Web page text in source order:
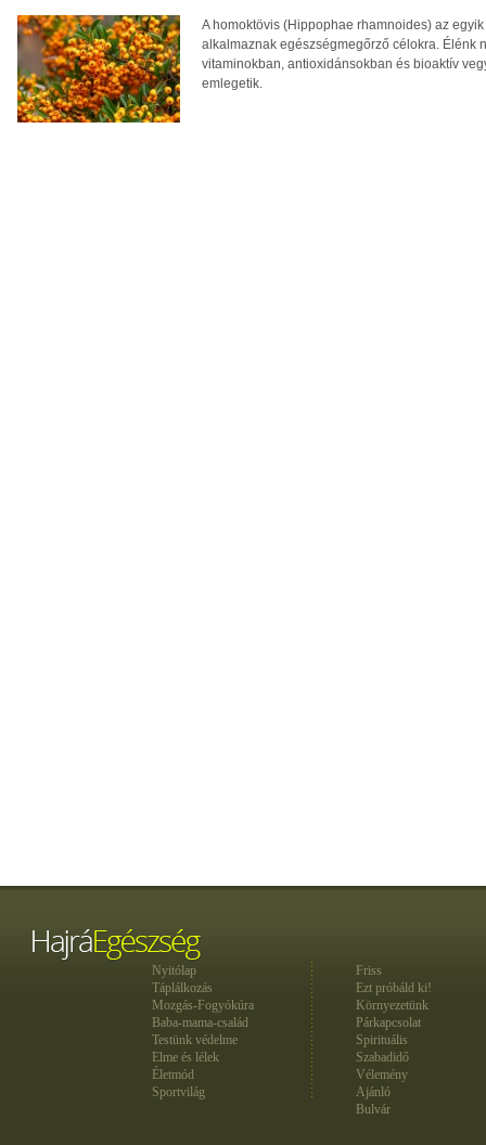
A homoktövis (Hippophae rhamnoides) az
alkalmaznak egészségmegőrző célokra. Élénk
vitaminokban, antioxidánsokban és bioaktív
emlegetik.
Nyitólap
Táplálkozás
Mozgás-Fogyókúra
Baba-mama-család
Testünk védelme
Elme és lélek
Életmód
Sportvilág
Friss
Ezt próbáld ki!
Környezetünk
Párkapcsolat
Spirituális
Szabadidő
Vélemény
Ajánló
Bulvár